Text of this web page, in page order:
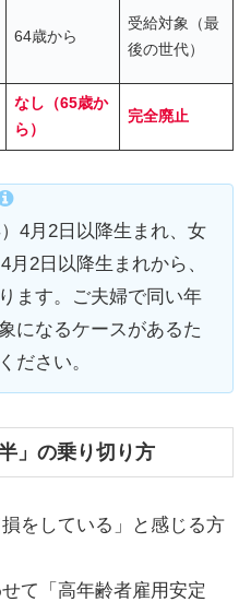
64歳から
受給対象（最
後の世代）
なし（65歳か
ら）
完全廃止
4月2日以降生まれ、女
2日以降生まれから、
ます。ご夫婦で同い年
になるケースがあるた
ださい。
」の乗り切り方
をしている」と感じる方
て「高年齢者雇用安定